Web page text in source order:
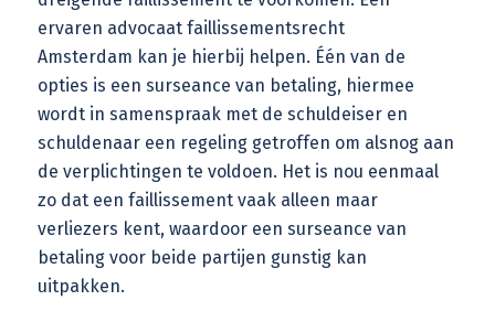
ervaren advocaat faillissementsrecht
Amsterdam kan je hierbij helpen. Één van de
opties is een surseance van betaling, hiermee
wordt in samenspraak met de schuldeiser en
schuldenaar een regeling getroffen om alsnog aan
de verplichtingen te voldoen. Het is nou eenmaal
zo dat een faillissement vaak alleen maar
verliezers kent, waardoor een surseance van
betalingvoor beide partijen gunstig kan
uitpakken.